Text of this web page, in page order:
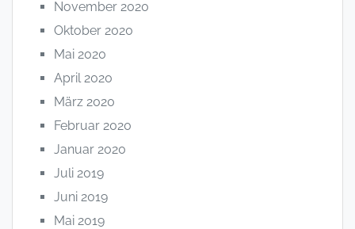
November 2020
Oktober 2020
Mai 2020
April 2020
März 2020
Februar 2020
Januar 2020
Juli 2019
Juni 2019
Mai 2019